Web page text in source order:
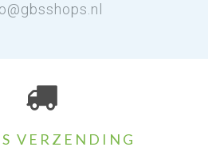
VERZENDING